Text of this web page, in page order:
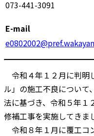
073-441-3091
E-mail
令和４年１２月に判明
ル」の施工不良について
法に基づき、令和５年１
修補工事を実施してきま
令和８年１月に覆工コ